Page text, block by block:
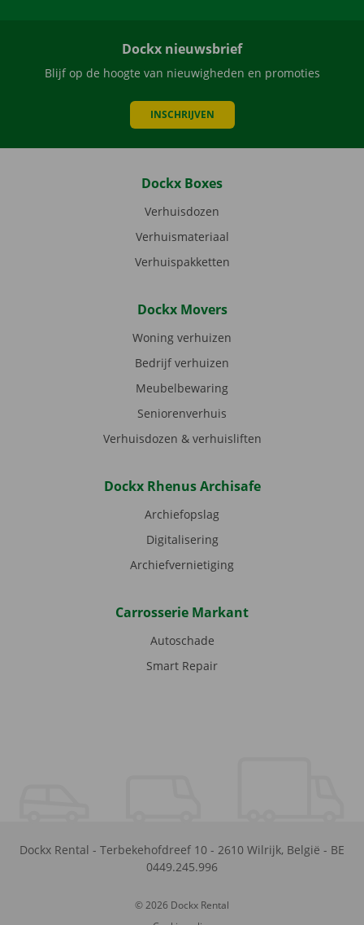
Dockx nieuwsbrief
Blijf op de hoogte van nieuwigheden en promoties
INSCHRIJVEN
Dockx Boxes
Verhuisdozen
Verhuismateriaal
Verhuispakketten
Dockx Movers
Woning verhuizen
Bedrijf verhuizen
Meubelbewaring
Seniorenverhuis
Verhuisdozen & verhuisliften
Dockx Rhenus Archisafe
Archiefopslag
Digitalisering
Archiefvernietiging
Carrosserie Markant
Autoschade
Smart Repair
Dockx Rental - Terbekehofdreef 10 - 2610 Wilrijk, België - BE
0449.245.996
© 2026 Dockx Rental